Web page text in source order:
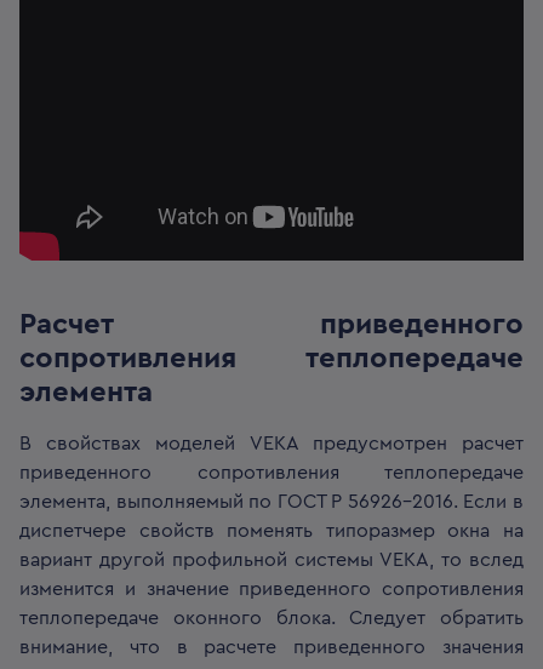
Расчет приведенного
сопротивления теплопередаче
элемента
В свойствах моделей VEKA предусмотрен расчет
приведенного сопротивления теплопередаче
элемента, выполняемый по ГОСТ Р 56926-2016. Если в
диспетчере свойств поменять типоразмер окна на
вариант другой профильной системы VEKA, то вслед
изменится и значение приведенного сопротивления
теплопередаче оконного блока. Следует обратить
внимание, что в расчете приведенного значения